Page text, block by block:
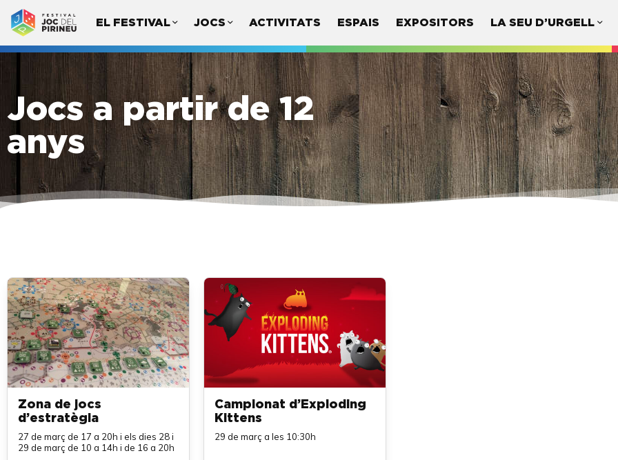
EL FESTIVAL JOCS ACTIVITATS ESPAIS EXPOSITORS LA SEU D’URGELL
Jocs a partir de 12
anys
Zona de jocs
d’estratègia
27 de març de 17 a 20h i els dies 28 i
29 de març de 10 a 14h i de 16 a 20h
Campionat d’Exploding
Kittens
29 de març a les 10:30h